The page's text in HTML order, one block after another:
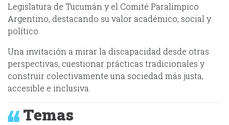
Legislatura de Tucumán y el Comité Paralímpico
Argentino, destacando su valor académico, social y
político.
Una invitación a mirar la discapacidad desde otras
perspectivas, cuestionar prácticas tradicionales y
construir colectivamente una sociedad más justa,
accesible e inclusiva.
Temas